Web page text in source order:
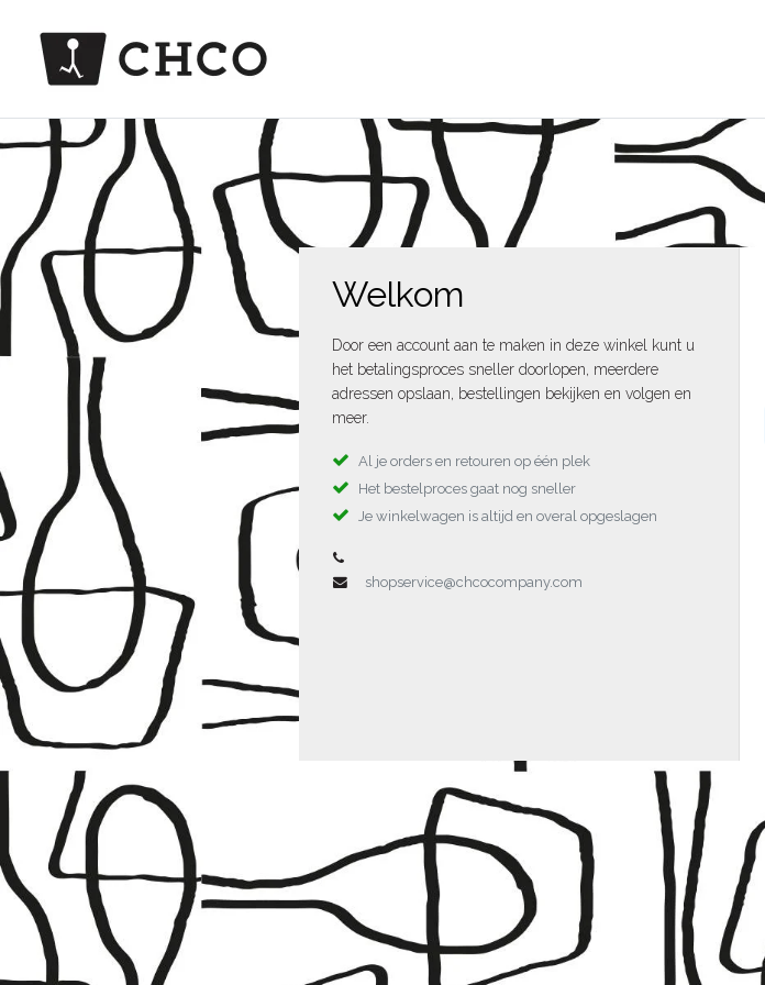
Welkom
Door een account aan te maken in deze winkel kunt u
het betalingsproces sneller doorlopen, meerdere
adressen opslaan, bestellingen bekijken en volgen en
meer.
Al je orders en retouren op één plek
Het bestelproces gaat nog sneller
Je winkelwagen is altijd en overal opgeslagen
shopservice@chcocompany.com